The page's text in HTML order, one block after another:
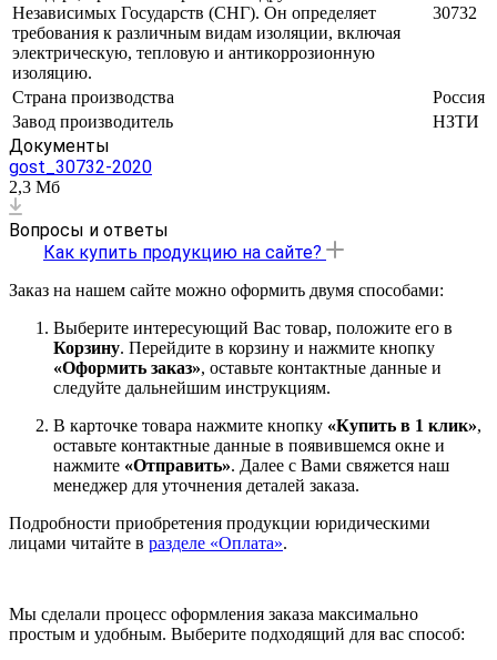
Независимых Государств (СНГ). Он определяет
требования к различным видам изоляции, включая
электрическую, тепловую и антикоррозионную
изоляцию.
30732
Страна производства
Россия
Завод производитель
НЗТИ
Документы
gost_30732-2020
2,3 Мб
Вопросы и ответы
Как купить продукцию на сайте?
Заказ на нашем сайте можно оформить двумя способами:
Выберите интересующий Вас товар, положите его в
Корзину. Перейдите в корзину и нажмите кнопку
«Оформить заказ», оставьте контактные данные и
следуйте дальнейшим инструкциям.
В карточке товара нажмите кнопку «Купить в 1 клик»,
оставьте контактные данные в появившемся окне и
нажмите «Отправить». Далее с Вами свяжется наш
менеджер для уточнения деталей заказа.
Подробности приобретения продукции юридическими
лицами читайте в разделе «Оплата».
Мы сделали процесс оформления заказа максимально
простым и удобным. Выберите подходящий для вас способ: